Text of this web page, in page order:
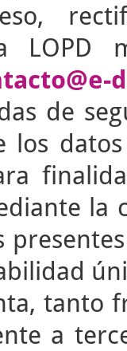
LOPD
de
los
la
tanto
a